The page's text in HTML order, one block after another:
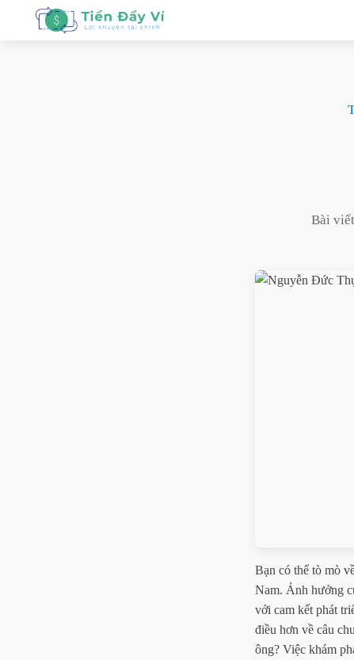
Bài
Bạn có thể tò mò
Nam. Ảnh hưởng
với cam kết phát
điều hơn về câu
ông? Việc khám